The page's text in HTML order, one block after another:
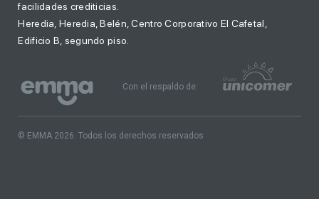
facilidades crediticias.
Heredia, Heredia, Belén, Centro Corporativo El Cafetal,
Edificio B, segundo piso.
© EMMA 2026. Todos los derechos reservados
Con el respaldo de: